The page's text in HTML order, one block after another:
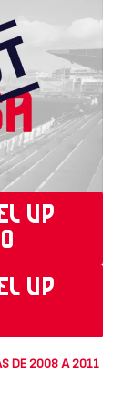
UP
UP
DE 2008 A 2011